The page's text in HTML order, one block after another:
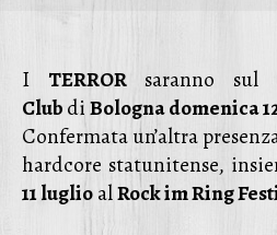
I TERROR saranno sul
ClubdiBologna domenica
Confermata un’altra
hardcore statunitense,
11 luglioalRock im Ring